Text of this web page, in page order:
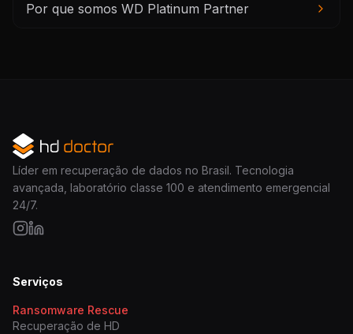
Por que somos WD Platinum Partner
Líder em recuperação de dados no Brasil. Tecnologia
avançada, laboratório classe 100 e atendimento emergencial
24/7.
Serviços
Ransomware Rescue
Recuperação de HD